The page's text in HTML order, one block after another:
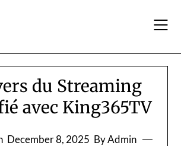
du Streaming
avec King365TV
December 8, 2025 By Admin